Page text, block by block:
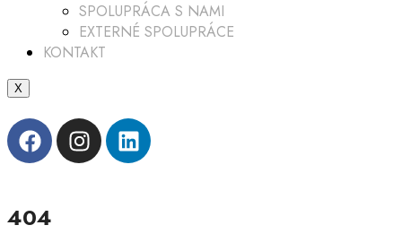
SPOLUPRÁCA S NAMI
EXTERNÉ SPOLUPRÁCE
KONTAKT
X
404